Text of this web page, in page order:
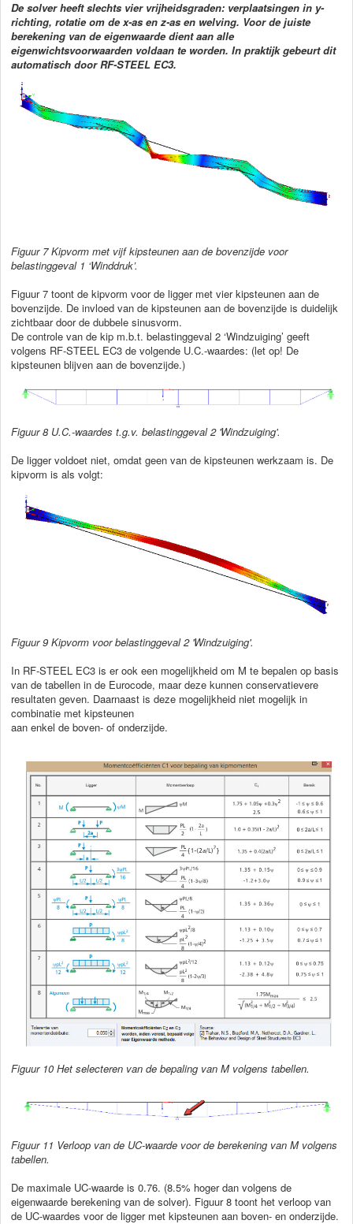
De solver heeft slechts vier vrijheidsgraden: verplaatsingen in y-
richting, rotatie om de x-as en z-as en welving. Voor de juiste
berekening van de eigenwaarde dient aan alle
eigenwichtsvoorwaarden voldaan te worden. In praktijk gebeurt dit
automatisch door RF-STEEL EC3.
Figuur 7 Kipvorm met vijf kipsteunen aan de bovenzijde voor
belastinggeval 1 ‘Winddruk’.
Figuur 7 toont de kipvorm voor de ligger met vier kipsteunen aan de
bovenzijde. De invloed van de kipsteunen aan de bovenzijde is duidelijk
zichtbaar door de dubbele sinusvorm.
De controle van de kip m.b.t. belastinggeval 2 ‘Windzuiging’ geeft
volgens RF-STEEL EC3 de volgende U.C.-waardes: (let op! De
kipsteunen blijven aan de bovenzijde.)
Figuur8 U.C.-waardes t.g.v. belastinggeval 2 'Windzuiging'.
De ligger voldoet niet, omdat geen van de kipsteunen werkzaam is. De
kipvorm is als volgt:
Figuur9 Kipvorm voor belastinggeval 2 'Windzuiging'.
In RF-STEEL EC3 is er ook een mogelijkheid om M te bepalen op basis
van de tabellen in de Eurocode, maar deze kunnen conservatievere
resultaten geven. Daarnaast is deze mogelijkheid niet mogelijk in
combinatie met kipsteunen
aan enkel de boven- of onderzijde.
Figuur 10 Het selecteren van de bepaling van M volgens tabellen.
Figuur 11 Verloop van de UC-waarde voor de berekening van M volgens
tabellen.
De maximale UC-waarde is 0.76. (8.5% hoger dan volgens de
eigenwaarde berekening van de solver). Figuur 8 toont het verloop van
de UC-waardes voor de ligger met kipsteunen aan boven- en onderzijde.